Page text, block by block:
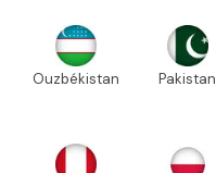
Ouzbékistan Pakistan